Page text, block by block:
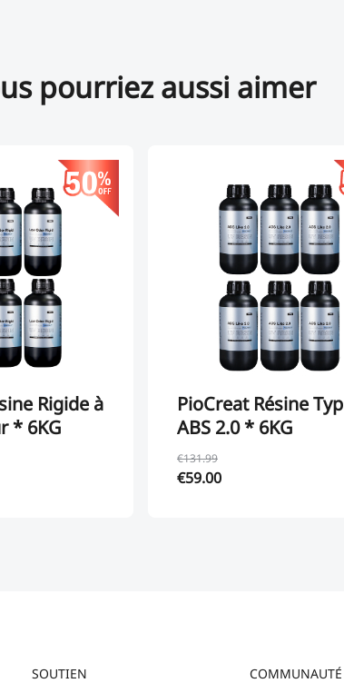
pourriez aussi aimer
Rigide à
* 6KG
PioCreat Résine
ABS 2.0 * 6KG
€131.99
€59.00
SOUTIEN COMMUNAUTÉ